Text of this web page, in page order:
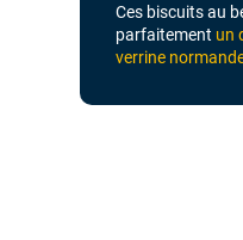
Ces biscuits au
parfaitement un
verrine